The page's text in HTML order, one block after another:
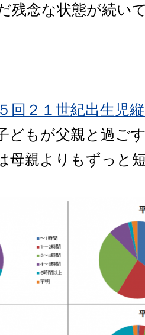
残念な状態が続い
回２１世紀出生児
どもが父親と過ご
母親よりもずっと